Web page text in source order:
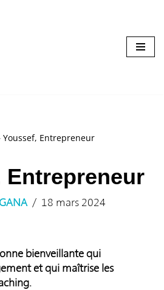
Youssef, Entrepreneur
Entrepreneur
18 mars 2024
bienveillante qui
et qui maîtrise les